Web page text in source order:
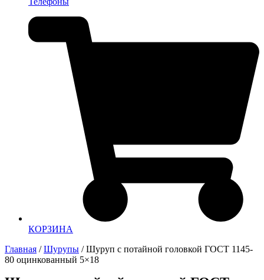
КОРЗИНА
Главная /Шурупы / Шуруп с потайной головкой ГОСТ 1145-
80 оцинкованный 5×18